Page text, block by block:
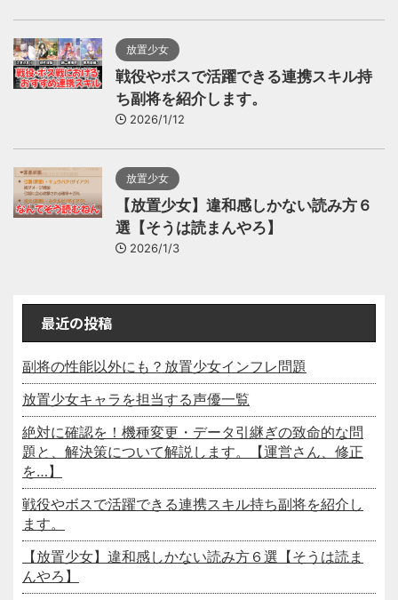
放置少女
戦役やボスで活躍できる連携スキル持
ち副将を紹介します。
2026/1/12
放置少女
【放置少女】違和感しかない読み方６
選【そうは読まんやろ】
2026/1/3
最近の投稿
副将の性能以外にも？放置少女インフレ問題
放置少女キャラを担当する声優一覧
絶対に確認を！機種変更・データ引継ぎの致命的な問
題と、解決策について解説します。【運営さん、修正
を…】
戦役やボスで活躍できる連携スキル持ち副将を紹介し
ます。
【放置少女】違和感しかない読み方６選【そうは読ま
んやろ】